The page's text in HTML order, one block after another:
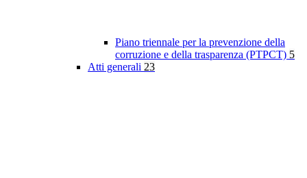
Piano triennale per la prevenzione della
corruzione e della trasparenza (PTPCT) 5
Atti generali 23